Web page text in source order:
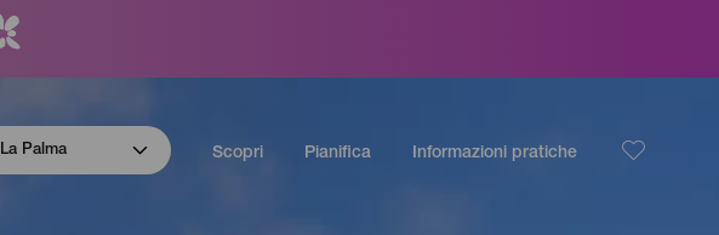
La Palma Scopri Pianifica Informazioni pratiche